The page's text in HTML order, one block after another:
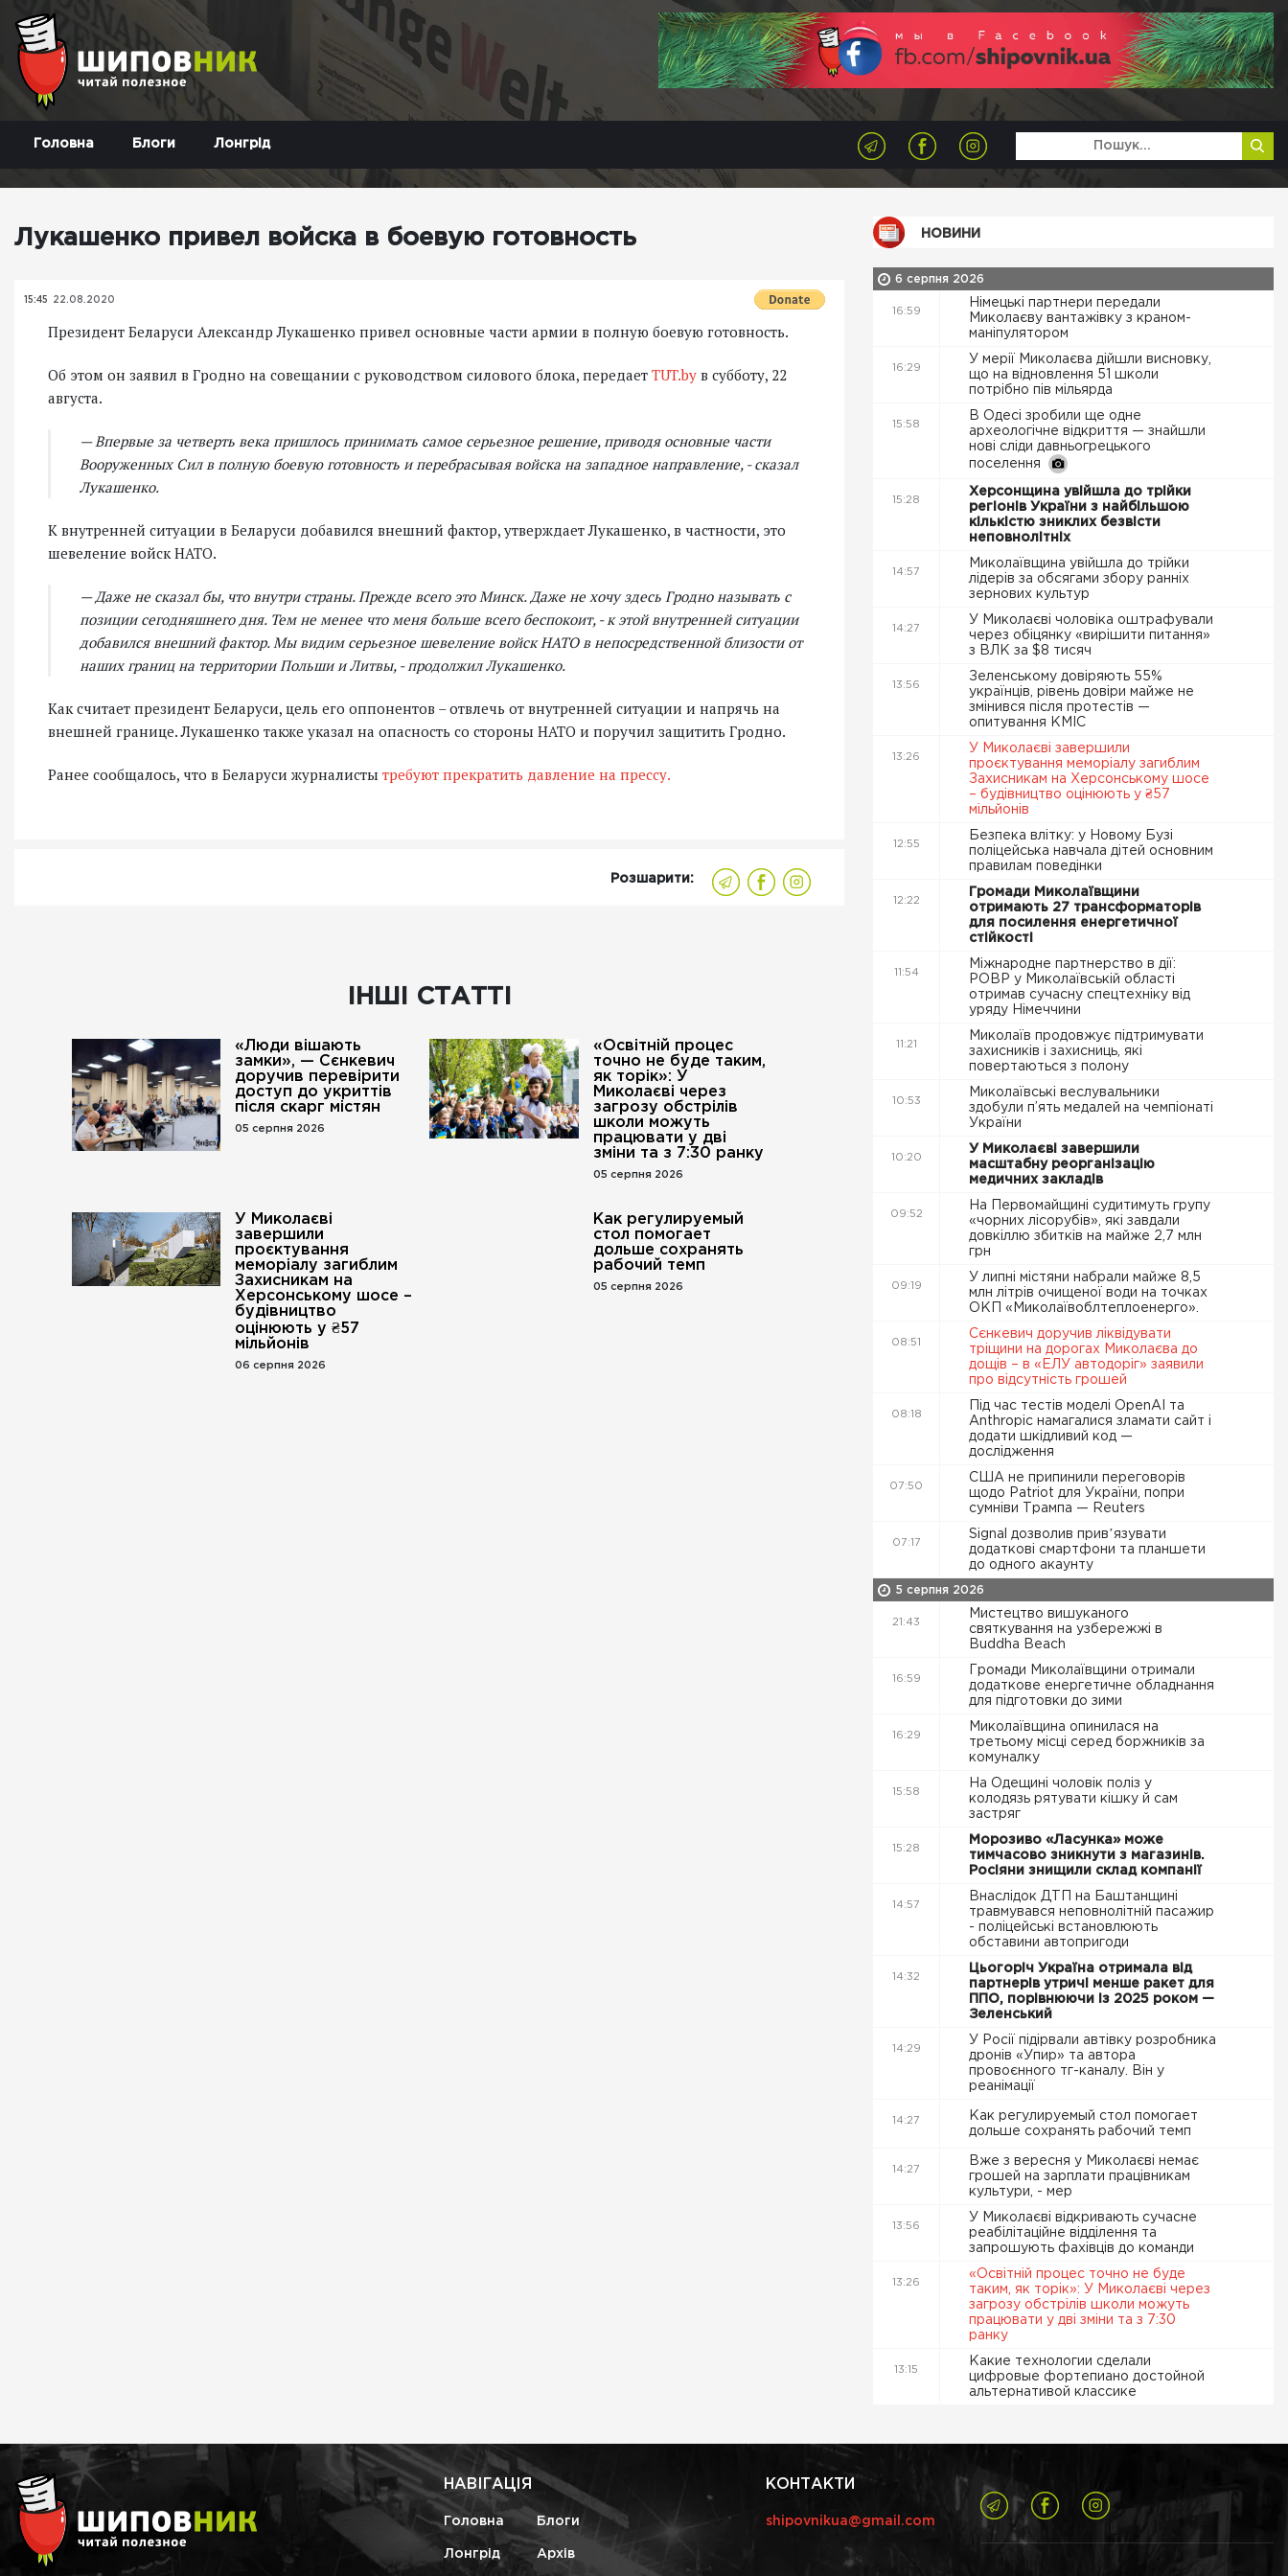
Головна Блоги Лонгрід
Лукашенко привел войска в боевую готовность
15:45 22.08.2020
Президент Беларуси Александр Лукашенко привел основные части армии в полную боевую готовность.
Об этом он заявил в Гродно на совещании с руководством силового блока, передает TUT.by в субботу, 22
августа.
— Впервые за четверть века пришлось принимать самое серьезное решение, приводя основные части
Вооруженных Сил в полную боевую готовность и перебрасывая войска на западное направление, - сказал
Лукашенко.
К внутренней ситуации в Беларуси добавился внешний фактор, утверждает Лукашенко, в частности, это
шевеление войск НАТО.
— Даже не сказал бы, что внутри страны. Прежде всего это Минск. Даже не хочу здесь Гродно называть с
позиции сегодняшнего дня. Тем не менее что меня больше всего беспокоит, - к этой внутренней ситуации
добавился внешний фактор. Мы видим серьезное шевеление войск НАТО в непосредственной близости от
наших границ на территории Польши и Литвы, - продолжил Лукашенко.
Как считает президент Беларуси, цель его оппонентов – отвлечь от внутренней ситуации и напрячь на
внешней границе. Лукашенко также указал на опасность со стороны НАТО и поручил защитить Гродно.
Ранее сообщалось, что в Беларуси журналисты требуют прекратить давление на прессу.
Розшарити:
ІНШІ СТАТТІ
«Люди вішають
замки», — Сєнкевич
доручив перевірити
доступ до укриттів
після скарг містян
05 серпня 2026
«Освітній процес
точно не буде таким,
як торік»: У
Миколаєві через
загрозу обстрілів
школи можуть
працювати у дві
зміни та з 7:30 ранку
05 серпня 2026
У Миколаєві
завершили
проєктування
меморіалу загиблим
Захисникам на
Херсонському шосе –
будівництво
оцінюють у ₴57
мільйонів
06 серпня 2026
Как регулируемый
стол помогает
дольше сохранять
рабочий темп
05 серпня 2026
НОВИНИ
6 серпня 2026
16:59
Німецькі партнери передали
Миколаєву вантажівку з краном-
маніпулятором
16:29
У мерії Миколаєва дійшли висновку,
що на відновлення 51 школи
потрібно пів мільярда
15:58
В Одесі зробили ще одне
археологічне відкриття — знайшли
нові сліди давньогрецького
поселення
15:28
Херсонщина увійшла до трійки
регіонів України з найбільшою
кількістю зниклих безвісти
неповнолітніх
14:57
Миколаївщина увійшла до трійки
лідерів за обсягами збору ранніх
зернових культур
14:27
У Миколаєві чоловіка оштрафували
через обіцянку «вирішити питання»
з ВЛК за $8 тисяч
13:56
Зеленському довіряють 55%
українців, рівень довіри майже не
змінився після протестів —
опитування КМІС
13:26
У Миколаєві завершили
проєктування меморіалу загиблим
Захисникам на Херсонському шосе
– будівництво оцінюють у ₴57
мільйонів
12:55
Безпека влітку: у Новому Бузі
поліцейська навчала дітей основним
правилам поведінки
12:22
Громади Миколаївщини
отримають 27 трансформаторів
для посилення енергетичної
стійкості
11:54
Міжнародне партнерство в дії:
РОВР у Миколаївській області
отримав сучасну спецтехніку від
уряду Німеччини
11:21
Миколаїв продовжує підтримувати
захисників і захисниць, які
повертаються з полону
10:53
Миколаївські веслувальники
здобули п’ять медалей на чемпіонаті
України
10:20
У Миколаєві завершили
масштабну реорганізацію
медичних закладів
09:52
На Первомайщині судитимуть групу
«чорних лісорубів», які завдали
довкіллю збитків на майже 2,7 млн
грн
09:19
У липні містяни набрали майже 8,5
млн літрів очищеної води на точках
ОКП «Миколаївоблтеплоенерго».
08:51
Сєнкевич доручив ліквідувати
тріщини на дорогах Миколаєва до
дощів – в «ЕЛУ автодоріг» заявили
про відсутність грошей
08:18
Під час тестів моделі OpenAI та
Anthropic намагалися зламати сайт і
додати шкідливий код —
дослідження
07:50
США не припинили переговорів
щодо Patriot для України, попри
сумніви Трампа — Reuters
07:17
Signal дозволив привʼязувати
додаткові смартфони та планшети
до одного акаунту
5 серпня 2026
21:43
Мистецтво вишуканого
святкування на узбережжі в
Buddha Beach
16:59
Громади Миколаївщини отримали
додаткове енергетичне обладнання
для підготовки до зими
16:29
Миколаївщина опинилася на
третьому місці серед боржників за
комуналку
15:58
На Одещині чоловік поліз у
колодязь рятувати кішку й сам
застряг
15:28
Морозиво «Ласунка» може
тимчасово зникнути з магазинів.
Росіяни знищили склад компанії
14:57
Внаслідок ДТП на Баштанщині
травмувався неповнолітній пасажир
- поліцейські встановлюють
обставини автопригоди
14:32
Цьогоріч Україна отримала від
партнерів утричі менше ракет для
ППО, порівнюючи із 2025 роком —
Зеленський
14:29
У Росії підірвали автівку розробника
дронів «Упир» та автора
провоєнного тг-каналу. Він у
реанімації
14:27
Как регулируемый стол помогает
дольше сохранять рабочий темп
14:27
Вже з вересня у Миколаєві немає
грошей на зарплати працівникам
культури, - мер
13:56
У Миколаєві відкривають сучасне
реабілітаційне відділення та
запрошують фахівців до команди
13:26
«Освітній процес точно не буде
таким, як торік»: У Миколаєві через
загрозу обстрілів школи можуть
працювати у дві зміни та з 7:30
ранку
13:15
Какие технологии сделали
цифровые фортепиано достойной
альтернативой классике
НАВІГАЦІЯ
Головна Блоги
Лонгрід Архів
КОНТАКТИ
shipovnikua@gmail.com